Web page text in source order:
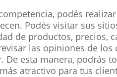
podés
Podés visitar sus
de productos, precios,
las opiniones de
De esta manera, podrás
atractivo para tus